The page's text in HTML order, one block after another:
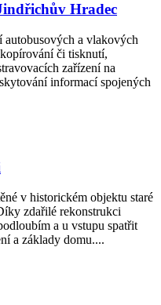
Hradec
a vlakových
či tisknutí,
zařízení na
informací spojených
v historickém objektu staré
zdařilé rekonstrukci
a u vstupu spatřit
a základy domu....